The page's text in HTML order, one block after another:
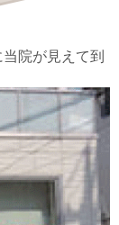
院が見えて到